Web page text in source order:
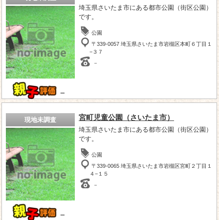
－
埼玉県さいたま市にある都市公園（街区公園）
です。
公園
〒339-0057 埼玉県さいたま市岩槻区本町６丁目１
−３７
－
現地未調査
－
宮町児童公園（さいたま市）
埼玉県さいたま市にある都市公園（街区公園）
です。
公園
〒339-0065 埼玉県さいたま市岩槻区宮町２丁目１
４−１５
－